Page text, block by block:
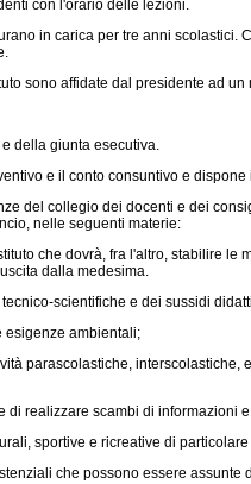
con l'orario delle lezioni.
in carica per tre anni scolastici.
sono affidate dal presidente ad un
della giunta esecutiva.
e il conto consuntivo e
del collegio dei docenti e dei
nelle seguenti materie:
che dovrà, fra l'altro, stabilire le
dalla medesima.
scientifiche e dei sussidi
ambientali;
parascolastiche,
realizzare scambi di informazioni
sportive e ricreative di
che possono essere assunte